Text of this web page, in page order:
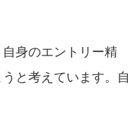
身のエントリー精
と考えています。自